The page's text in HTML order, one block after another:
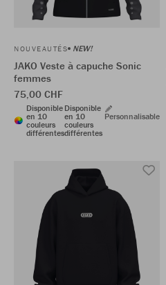
NOUVEAUTÉS NEW!
JAKO Veste à capuche Sonic
femmes
75,00 CHF
Disponible
en 10
couleurs
différentes
Disponible
en 10
couleurs
différentes
Personnalisable